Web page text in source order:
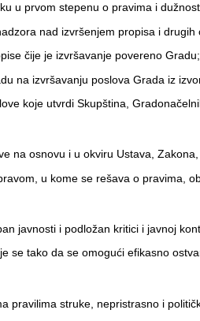
u prvom stepenu o pravima i
nad izvršenjem propisa i drugih
čije je izvršavanje povereno Gradu;
na izvršavanju poslova Grada iz
koje utvrdi Skupština,
na osnovu i u okviru Ustava,
u kome se rešava o pravima,
javnosti i podložan kritici i javnoj
se tako da se omogući efikasno
pravilima struke, nepristrasno i